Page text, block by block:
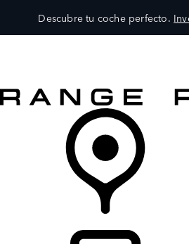
Descubre tu coche perfecto.